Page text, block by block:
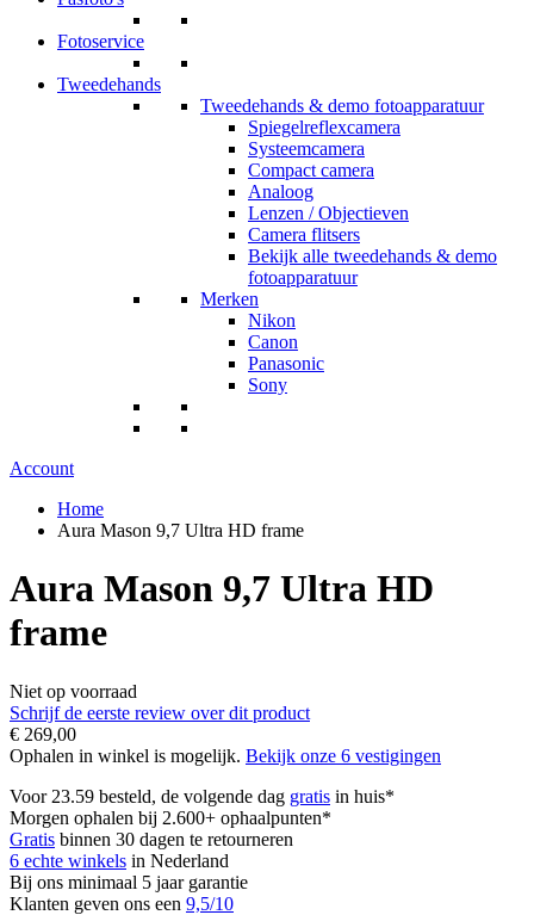
Fotoservice
Tweedehands
Tweedehands & demo fotoapparatuur
Spiegelreflexcamera
Systeemcamera
Compact camera
Analoog
Lenzen / Objectieven
Camera flitsers
Bekijk alle tweedehands & demo
fotoapparatuur
Merken
Nikon
Canon
Panasonic
Sony
Account
Home
Aura Mason 9,7 Ultra HD frame
Aura Mason 9,7 Ultra HD
frame
Niet op voorraad
Schrijf de eerste review over dit product
€ 269,00
Ophalen in winkel is mogelijk. Bekijk onze 6 vestigingen
Voor 23.59 besteld, de volgende dag gratis in huis*
Morgen ophalen bij 2.600+ ophaalpunten*
Gratis binnen 30 dagen te retourneren
6 echte winkels in Nederland
Bij ons minimaal 5 jaar garantie
Klanten geven ons een 9,5/10